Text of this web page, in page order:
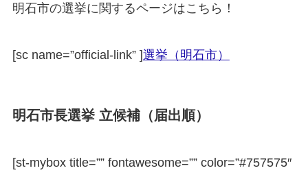
明石市の選挙に関するページはこちら！
[sc name=”official-link” ]選挙（明石市）
明石市長選挙 立候補（届出順）
[st-mybox title=”” fontawesome=”” color=”#757575″